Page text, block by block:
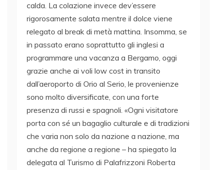
calda. La colazione invece dev’essere
rigorosamente salata mentre il dolce viene
relegato al break di metà mattina. Insomma, se
in passato erano soprattutto gli inglesi a
programmare una vacanza a Bergamo, oggi
grazie anche ai voli low cost in transito
dall’aeroporto di Orio al Serio, le provenienze
sono molto diversificate, con una forte
presenza di russi e spagnoli. «Ogni visitatore
porta con sé un bagaglio culturale e di tradizioni
che varia non solo da nazione a nazione, ma
anche da regione a regione – ha spiegato la
delegata al Turismo di Palafrizzoni Roberta